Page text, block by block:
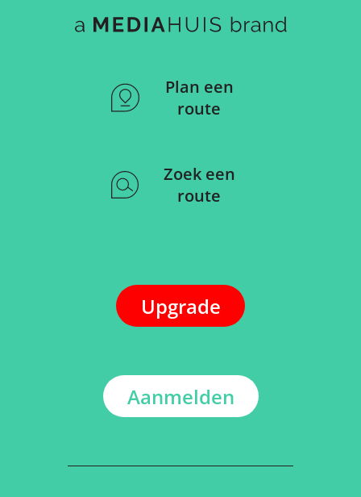
Plan een
route
Zoek een
route
Upgrade
Aanmelden